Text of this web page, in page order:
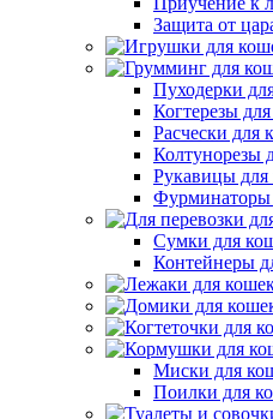
Защита от
Пуходерки
Когтерезы
Расчески для
Колтунорезы
Рукавицы для
Фурминаторы
Сумки для
Контейнеры
Миски для
Поилки для